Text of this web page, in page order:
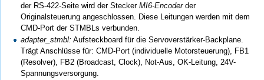
der RS-422-Seite wird der SteckerMI6-Encoderder
Originalsteuerung angeschlossen. Diese Leitungen werden mit dem
CMD-Port der STMBLs verbunden.
adapter_stmbl: Aufsteckboard für die Servoverstärker-Backplane.
Trägt Anschlüsse für: CMD-Port (individuelle Motorsteuerung), FB1
(Resolver), FB2 (Broadcast, Clock), Not-Aus, OK-Leitung, 24V-
Spannungsversorgung.